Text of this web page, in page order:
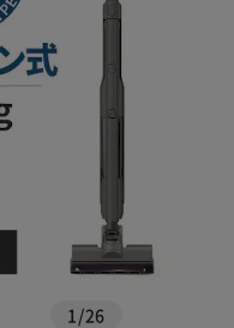
1 /26